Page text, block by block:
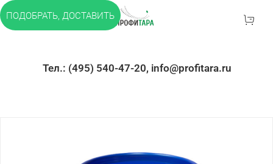
Тел.: (495) 540-47-20, info@profitara.ru
ПОДОБРАТЬ, ДОСТАВИТЬ